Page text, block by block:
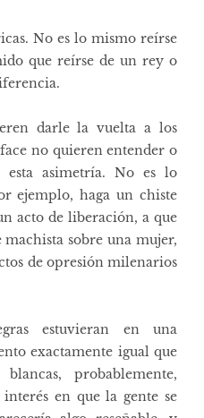
No es lo mismo reírse
que reírse de un rey o
darle la vuelta a los
no quieren entender o
esta asimetría. No es lo
ejemplo, haga un chiste
acto de liberación, a que
sobre una mujer,
de opresión milenarios
estuvieran en una
exactamente igual que
probablemente,
en que la gente se